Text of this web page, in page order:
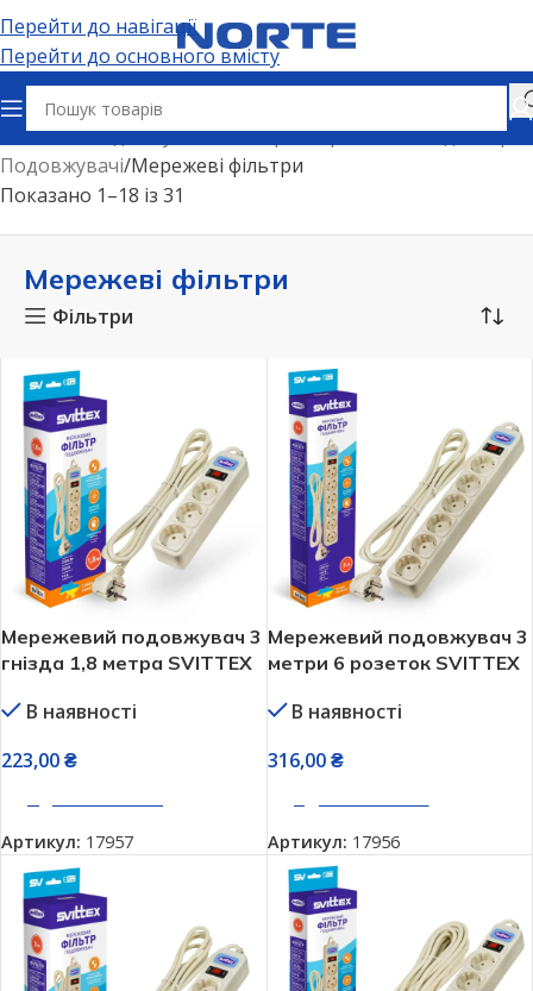
Перейти до навігації
Перейти до основного вмісту
Головна Подовжувачі, електричні розʼєми та адаптери
Подовжувачі Мережеві фільтри
Показано 1–18 із 31
Мережеві фільтри
Фільтри
Мережевий подовжувач 3
гнізда 1,8 метра SVITTEX
В наявності
223,00₴
Артикул: 17957
Мережевий подовжувач 3
метри 6 розеток SVITTEX
В наявності
316,00₴
Артикул: 17956